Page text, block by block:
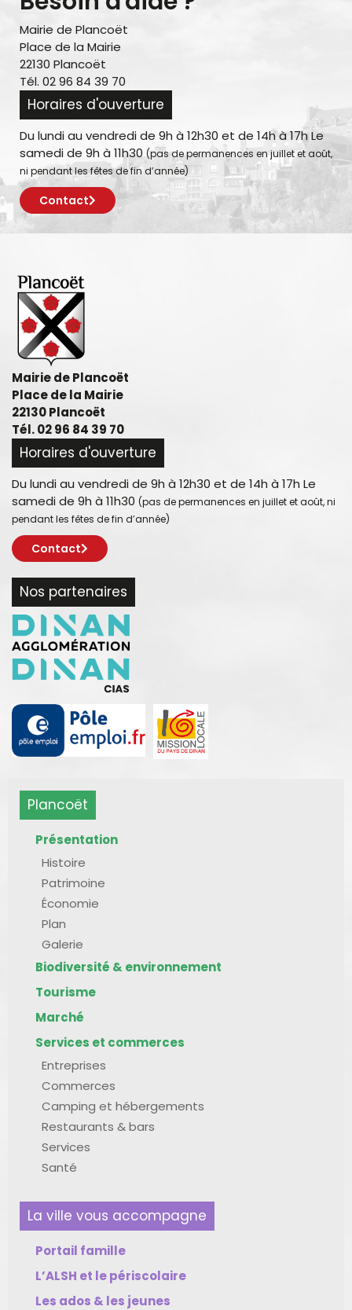
Mairie de Plancoët
Place de la Mairie
22130 Plancoët
Tél. 02 96 84 39 70
Horaires d'ouverture
Du lundi au vendredi de 9h à 12h30 et de 14h à 17h Le
samedi de 9h à 11h30 (pas de permanences en juillet et août,
ni pendant les fêtes de fin d’année)
Contact
Mairie de Plancoët
Place de la Mairie
22130 Plancoët
Tél. 02 96 84 39 70
Horaires d'ouverture
Du lundi au vendredi de 9h à 12h30 et de 14h à 17h Le
samedi de 9h à 11h30 (pas de permanences en juillet et août, ni
pendant les fêtes de fin d’année)
Contact
Nos partenaires
Plancoët
Présentation
Histoire
Patrimoine
Économie
Plan
Galerie
Biodiversité & environnement
Tourisme
Marché
Services et commerces
Entreprises
Commerces
Camping et hébergements
Restaurants & bars
Services
Santé
La ville vous accompagne
Portail famille
L’ALSH et le périscolaire
Les ados & les jeunes